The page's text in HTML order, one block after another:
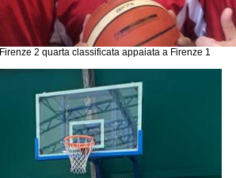
Firenze 2 quarta classificata appaiata a Firenze 1